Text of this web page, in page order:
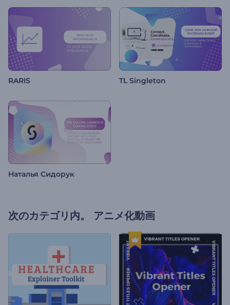
RARIS TL Singleton
Наталья Сидорук
次のカテゴリ内。 アニメ化動画